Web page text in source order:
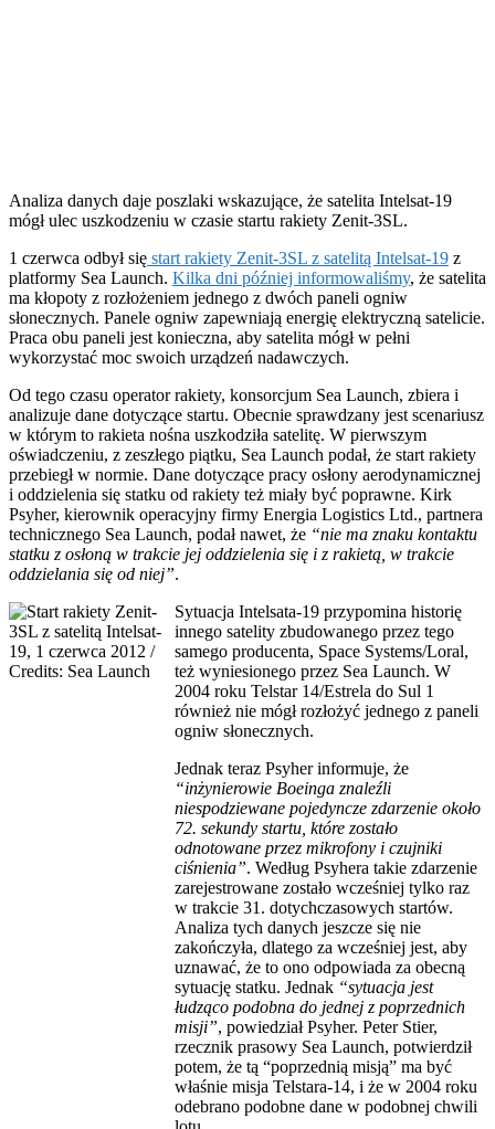
Analiza danych daje poszlaki wskazujące, że satelita Intelsat-19
mógł ulec uszkodzeniu w czasie startu rakiety Zenit-3SL.
1 czerwca odbył się start rakiety Zenit-3SL z satelitą Intelsat-19 z
platformy Sea Launch. Kilka dni później informowaliśmy, że satelita
ma kłopoty z rozłożeniem jednego z dwóch paneli ogniw
słonecznych. Panele ogniw zapewniają energię elektryczną satelicie.
Praca obu paneli jest konieczna, aby satelita mógł w pełni
wykorzystać moc swoich urządzeń nadawczych.
Od tego czasu operator rakiety, konsorcjum Sea Launch, zbiera i
analizuje dane dotyczące startu. Obecnie sprawdzany jest scenariusz
w którym to rakieta nośna uszkodziła satelitę. W pierwszym
oświadczeniu, z zeszłego piątku, Sea Launch podał, że start rakiety
przebiegł w normie. Dane dotyczące pracy osłony aerodynamicznej
i oddzielenia się statku od rakiety też miały być poprawne. Kirk
Psyher, kierownik operacyjny firmy Energia Logistics Ltd., partnera
technicznego Sea Launch, podał nawet, że “nie ma znaku kontaktu
statku z osłoną w trakcie jej oddzielenia się i z rakietą, w trakcie
oddzielania się od niej”.
Sytuacja Intelsata-19 przypomina historię
innego satelity zbudowanego przez tego
samego producenta, Space Systems/Loral,
też wyniesionego przez Sea Launch. W
2004 roku Telstar 14/Estrela do Sul 1
również nie mógł rozłożyć jednego z paneli
ogniw słonecznych.
Jednak teraz Psyher informuje, że
“inżynierowie Boeinga znaleźli
niespodziewane pojedyncze zdarzenie około
72. sekundy startu, które zostało
odnotowane przez mikrofony i czujniki
ciśnienia”. Według Psyhera takie zdarzenie
zarejestrowane zostało wcześniej tylko raz
w trakcie 31. dotychczasowych startów.
Analiza tych danych jeszcze się nie
zakończyła, dlatego za wcześniej jest, aby
uznawać, że to ono odpowiada za obecną
sytuację statku. Jednak “sytuacja jest
łudząco podobna do jednej z poprzednich
misji”, powiedział Psyher. Peter Stier,
rzecznik prasowy Sea Launch, potwierdził
potem, że tą “poprzednią misją” ma być
właśnie misja Telstara-14, i że w 2004 roku
odebrano podobne dane w podobnej chwili